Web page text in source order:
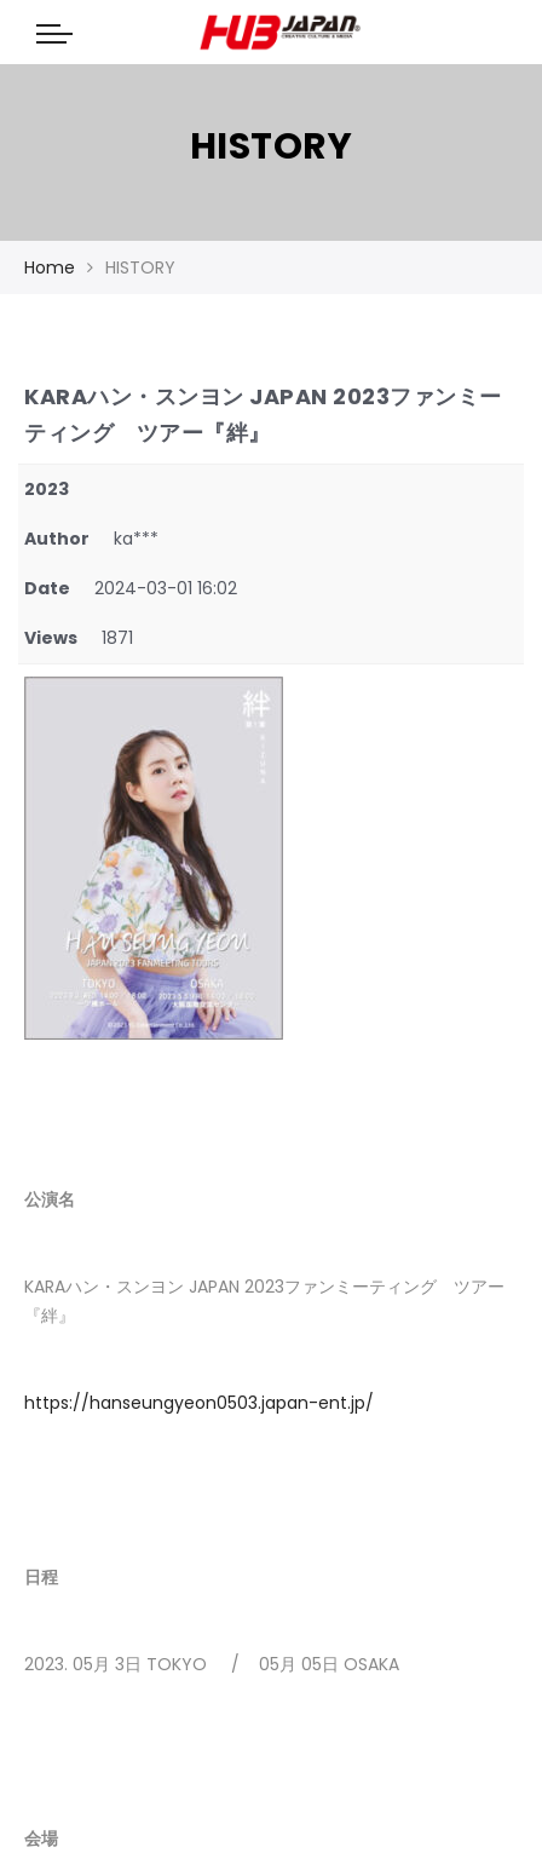
HISTORY
Home HISTORY
KARAハン・スンヨン JAPAN 2023ファンミー
ティング ツアー『絆』
2023
Author ka***
Date 2024-03-01 16:02
Views 1871
公演名
KARAハン・スンヨン JAPAN 2023ファンミーティング ツアー
『絆』
https://hanseungyeon0503.japan-ent.jp/
日程
2023. 05月 3日 TOKYO / 05月 05日 OSAKA
会場